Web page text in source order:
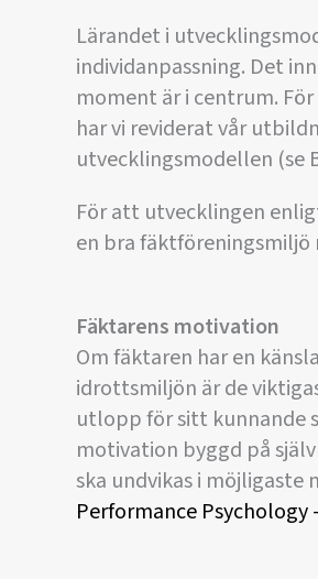
Lärandet i
individanpassning. Det
moment är i centrum.
har vi reviderat vår
utvecklingsmodellen (se
För att utvecklingen
en bra fäktföreningsmiljö
Fäktarens motivation
Om fäktaren har en
idrottsmiljön är de
utlopp för sitt kunnande
motivation byggd på
ska undvikas i möjligaste
Performance